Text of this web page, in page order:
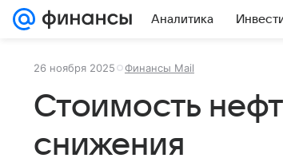
Аналитика
26 ноября 2025 Финансы Mail
Стоимость
снижения